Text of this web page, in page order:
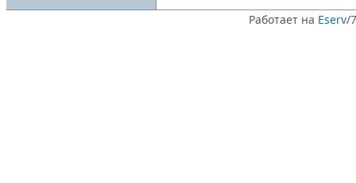
Работает на Eserv/